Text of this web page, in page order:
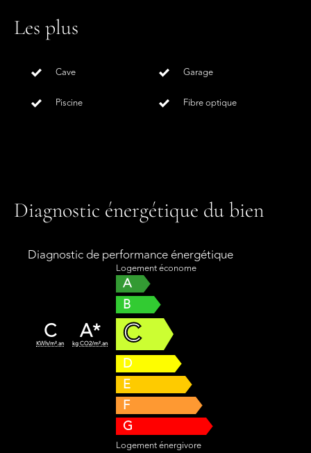
Les plus
Cave Garage
Piscine Fibre optique
Diagnostic énergétique du bien
Diagnostic de performance énergétique
C
KWh/m².an A*
kg CO2/m².an
Logement économe
A
B
C
D
E
F
G
Logement énergivore